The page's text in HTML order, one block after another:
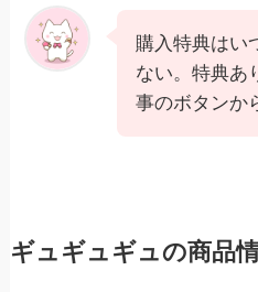
購入特典はい
ない。特典あ
事のボタンか
ギュギュギュの商品